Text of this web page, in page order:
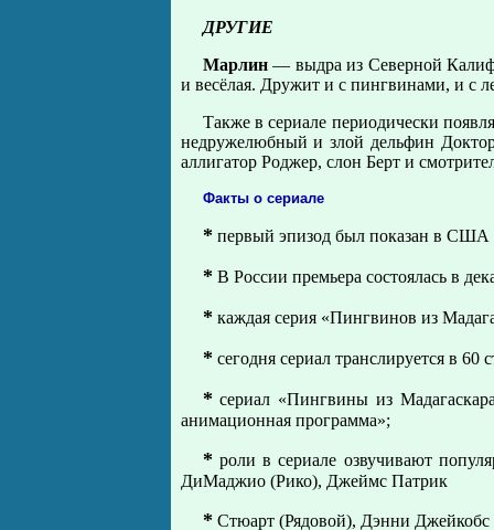
ДРУГИЕ
Марлин— выдра из Северной
и весёлая. Дружит и с пингвинами, и с
Также в сериале периодически
недружелюбный и злой дельфин
аллигатор Роджер, слон Берт и
Факты о сериале
* первый эпизод был показан в США
* В России премьера состоялась в
* каждая серия «Пингвинов из
* сегодня сериал транслируется в 60
* сериал «Пингвины из
анимационная программа»;
* роли в сериале озвучивают
ДиМаджио (Рико), Джеймс Патрик
* Стюарт (Рядовой), Дэнни